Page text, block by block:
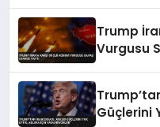
Trump
Vurgusu
Güçlerini